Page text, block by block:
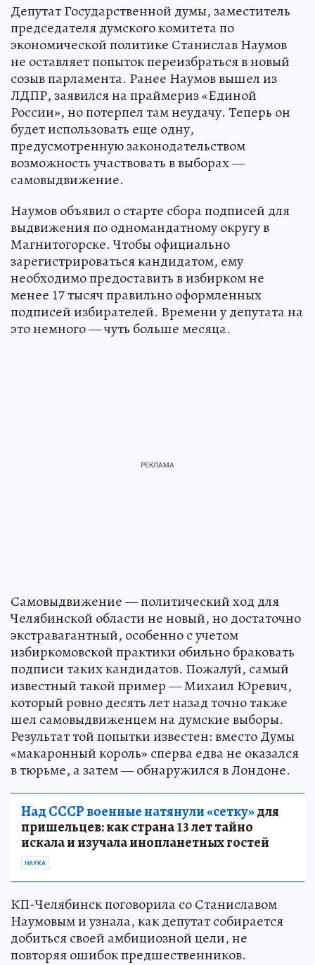
Депутат Государственной думы, заместитель
председателя думского комитета по
экономической политике Станислав Наумов
не оставляет попыток переизбраться в новый
созыв парламента. Ранее Наумов вышел из
ЛДПР, заявился на праймериз «Единой
России», но потерпел там неудачу. Теперь он
будет использовать еще одну,
предусмотренную законодательством
возможность участвовать в выборах —
самовыдвижение.
Наумов объявил о старте сбора подписей для
выдвижения по одномандатному округу в
Магнитогорске. Чтобы официально
зарегистрироваться кандидатом, ему
необходимо предоставить в избирком не
менее 17 тысяч правильно оформленных
подписей избирателей. Времени у депутата на
это немного — чуть больше месяца.
Самовыдвижение — политический ход для
Челябинской области не новый, но достаточно
экстравагантный, особенно с учетом
избиркомовской практики обильно браковать
подписи таких кандидатов. Пожалуй, самый
известный такой пример — Михаил Юревич,
который ровно десять лет назад точно также
шел самовыдвиженцем на думские выборы.
Результат той попытки известен: вместо Думы
«макаронный король» сперва едва не оказался
в тюрьме, а затем — обнаружился в Лондоне.
Над СССР военные натянули «сетку»для
пришельцев: как страна 13 лет тайно
искала и изучала инопланетных гостей
НАУКА
КП-Челябинск поговорила со Станиславом
Наумовым и узнала, как депутат собирается
добиться своей амбициозной цели, не
повторяя ошибок предшественников.